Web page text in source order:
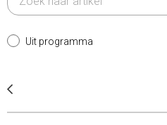
Uit programma